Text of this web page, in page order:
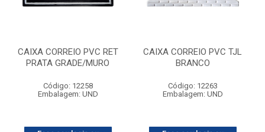
CAIXA CORREIO PVC RET
PRATA GRADE/MURO
Código: 12258
Embalagem: UND
CAIXA CORREIO PVC TJL
BRANCO
Código: 12263
Embalagem: UND